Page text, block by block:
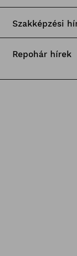
Szakképzési
Repohár hírek